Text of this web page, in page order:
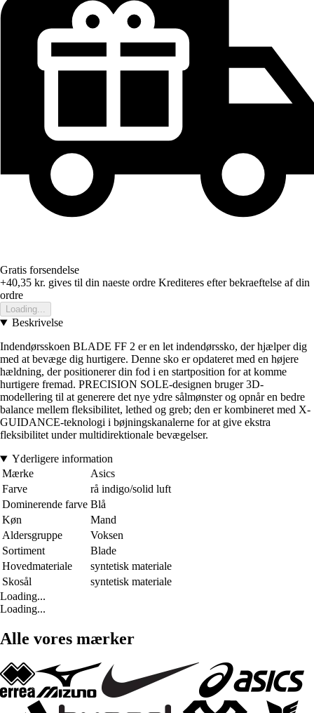
Gratis forsendelse
+40,35 kr. gives til din naeste ordre Krediteres efter bekraeftelse af din
ordre
Loading...
Beskrivelse
Indendørsskoen BLADE FF 2 er en let indendørssko, der hjælper dig
med at bevæge dig hurtigere. Denne sko er opdateret med en højere
hældning, der positionerer din fod i en startposition for at komme
hurtigere fremad. PRECISION SOLE-designen bruger 3D-
modellering til at generere det nye ydre sålmønster og opnår en bedre
balance mellem fleksibilitet, lethed og greb; den er kombineret med X-
GUIDANCE-teknologi i bøjningskanalerne for at give ekstra
fleksibilitet under multidirektionale bevægelser.
Yderligere information
Mærke
Asics
Farve
rå indigo/solid luft
Dominerende farve Blå
Køn
Mand
Aldersgruppe
Voksen
Sortiment
Blade
Hovedmateriale
syntetisk materiale
Skosål
syntetisk materiale
Loading...
Loading...
Alle vores mærker